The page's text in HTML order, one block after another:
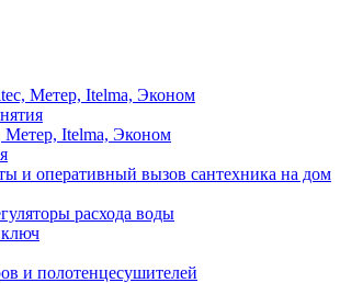
Метер, Itelma, Эконом
Метер, Itelma, Эконом
и оперативный вызов сантехника на дом
расхода воды
и полотенцесушителей